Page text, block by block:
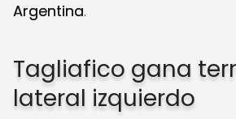
Argentina.
Tagliafico gana
lateral izquierdo